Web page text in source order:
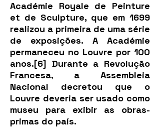
Académie Royale de Peinture
et de Sculpture, que em 1699
realizou a primeira de uma série
de exposições. A Académie
permaneceu no Louvre por 100
anos.[6] Durante a Revolução
Francesa, a Assembleia
Nacional decretou que o
Louvre deveria ser usado como
museu para exibir as obras-
primas do país.